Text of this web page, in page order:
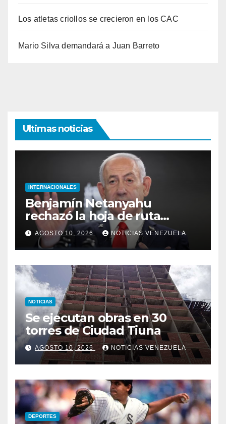
Los atletas criollos se crecieron en los CAC
Mario Silva demandará a Juan Barreto
Ultimas noticias
INTERNACIONALES
Benjamín Netanyahu
rechazó la hoja de ruta
prevista del plan de Donald
Trump para Gaza
AGOSTO 10, 2026 NOTICIAS VENEZUELA
NOTICIAS
Se ejecutan obras en 30
torres de Ciudad Tiuna
AGOSTO 10, 2026 NOTICIAS VENEZUELA
DEPORTES